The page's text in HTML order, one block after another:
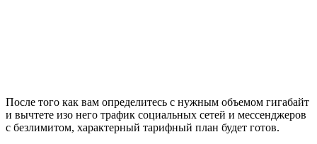
После того как вам определитесь с нужным объемом гигабайт
и вычтете изо него трафик социальных сетей и мессенджеров
с безлимитом, характерный тарифный план будет готов.